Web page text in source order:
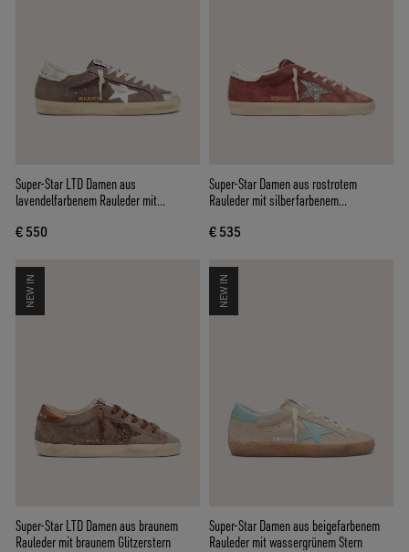
Super-Star LTD Damen aus
lavendelfarbenem Rauleder mit
€ 550
Super-Star Damen aus rostrotem
Rauleder mit silberfarbenem
€ 535
NEW IN
Super-Star LTD Damen aus braunem
Rauleder mit braunem Glitzerstern
NEW IN
Super-Star Damen aus beigefarbenem
Rauleder mit wassergrünem Stern